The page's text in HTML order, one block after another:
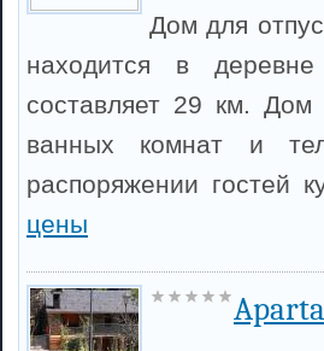
Дом для
находится в
составляет 29 км.
ванных комнат и
распоряжении гостей
цены